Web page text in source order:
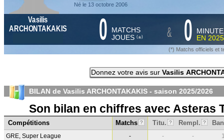
Né le 13 octobre 2006
Vasilis
ARCHONTAKAKIS
0 MATCHS
JOUES (*) & 0
EN
(*) Matchs officiels et
Donnez votre avis sur Vasilis
BILAN de Vasilis ARCHONTAKAKIS - saison 2025/2026
Son bilan en chiffres avec Asteras
Compétitions Matchs ? Titu. ? Rempl. ?
GRE, Super League - - -